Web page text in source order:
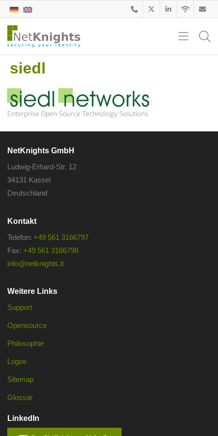
siedl
NetKnights GmbH
Ludwig-Erhard-Str. 12
34131 Kassel
Deutschland
Kontakt
Telefon: +49 561 3166797
Fax: +49 561 3166798
info@netknights.it
Weitere Links
Support
Opensource
Philosophie
Logos
Sitemap
Glossar
LinkedIn